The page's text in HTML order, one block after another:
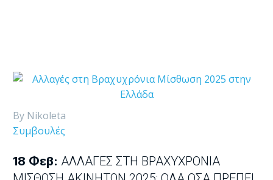
By Nikoleta
Συμβουλές
18 Φεβ: ΑΛΛΑΓΈΣ ΣΤΗ ΒΡΑΧΥΧΡΌΝΙΑ